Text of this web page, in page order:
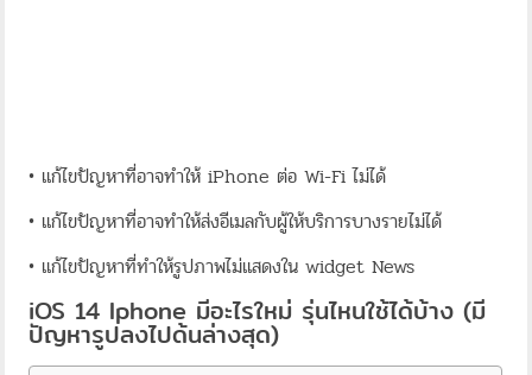
• แก้ไขปัญหาที่อาจทำให้ iPhone ต่อ Wi-Fi ไม่ได้
• แก้ไขปัญหาที่อาจทำให้ส่งอีเมลกับผู้ให้บริการบางรายไม่ได้
• แก้ไขปัญหาที่ทำให้รูปภาพไม่แสดงใน widget News
iOS 14 Iphone มีอะไรใหม่ รุ่นไหนใช้ได้บ้าง (มี
ปัญหารูปลงไปด้นล่างสุด)